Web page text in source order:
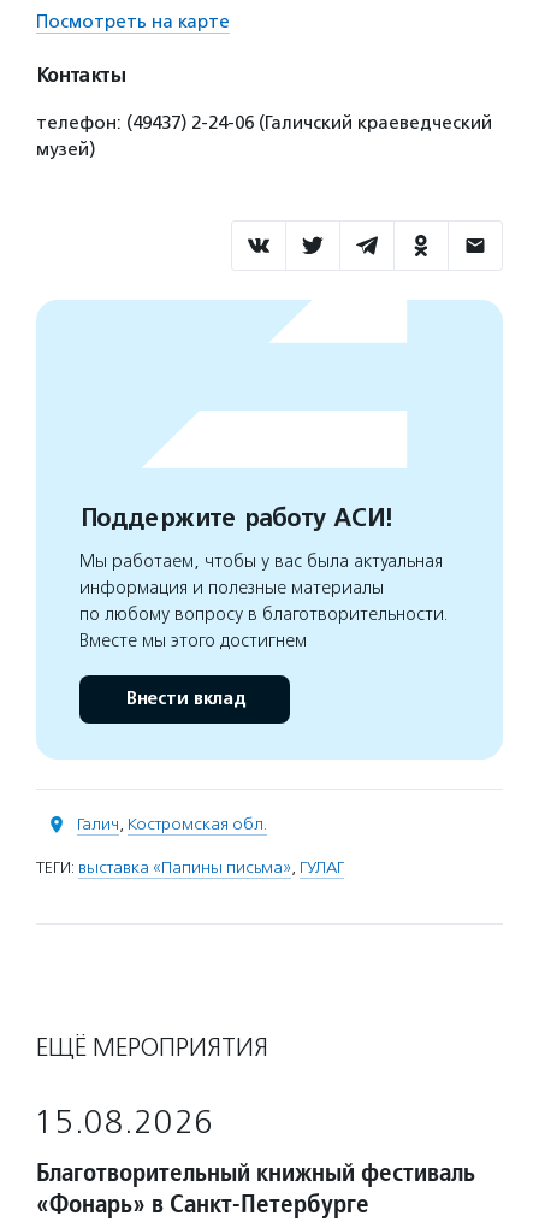
Посмотреть на карте
Контакты
телефон: (49437) 2‑24-06 (Галичский краеведческий
музей)
Поддержите работу АСИ!
Мы работаем, чтобы у вас была актуальная
информация и полезные материалы
по любому вопросу в благотворительности.
Вместе мы этого достигнем
Внести вклад
Галич, Костромская обл.
ТЕГИ: выставка «Папины письма», ГУЛАГ
ЕЩЁ МЕРОПРИЯТИЯ
15.08.2026
Благотворительный книжный фестиваль
«Фонарь» в Санкт-Петербурге